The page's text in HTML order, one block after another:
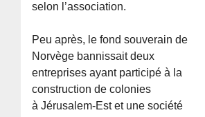
selon l’association.
Peu après, le fond souverain de
Norvège bannissait deux
entreprises ayant participé à la
construction de colonies
à Jérusalem-Est et une société